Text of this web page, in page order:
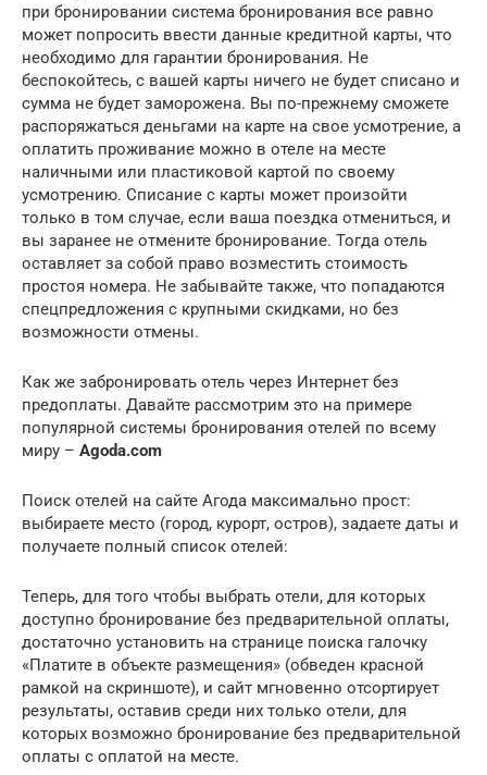
при бронировании система бронирования все равно
может попросить ввести данные кредитной карты, что
необходимо для гарантии бронирования. Не
беспокойтесь, с вашей карты ничего не будет списано и
сумма не будет заморожена. Вы по-прежнему сможете
распоряжаться деньгами на карте на свое усмотрение, а
оплатить проживание можно в отеле на месте
наличными или пластиковой картой по своему
усмотрению. Списание с карты может произойти
только в том случае, если ваша поездка отмениться, и
вы заранее не отмените бронирование. Тогда отель
оставляет за собой право возместить стоимость
простоя номера. Не забывайте также, что попадаются
спецпредложения с крупными скидками, но без
возможности отмены.
Как же забронировать отель через Интернет без
предоплаты. Давайте рассмотрим это на примере
популярной системы бронирования отелей по всему
миру – Agoda.com
Поиск отелей на сайте Агода максимально прост:
выбираете место (город, курорт, остров), задаете даты и
получаете полный список отелей:
Теперь, для того чтобы выбрать отели, для которых
доступно бронирование без предварительной оплаты,
достаточно установить на странице поиска галочку
«Платите в объекте размещения» (обведен красной
рамкой на скриншоте), и сайт мгновенно отсортирует
результаты, оставив среди них только отели, для
которых возможно бронирование без предварительной
оплаты с оплатой на месте.